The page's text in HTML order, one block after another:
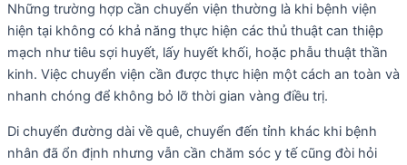
Những trường hợp cần chuyển viện thường là khi bệnh viện
hiện tại không có khả năng thực hiện các thủ thuật can thiệp
mạch như tiêu sợi huyết, lấy huyết khối, hoặc phẫu thuật thần
kinh. Việc chuyển viện cần được thực hiện một cách an toàn và
nhanh chóng để không bỏ lỡ thời gian vàng điều trị.
Di chuyển đường dài về quê, chuyển đến tỉnh khác khi bệnh
nhân đã ổn định nhưng vẫn cần chăm sóc y tế cũng đòi hỏi